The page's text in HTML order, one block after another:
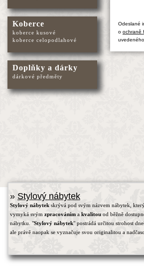
Odeslané
o ochraně
Koberce
koberce kusové
koberce celopodlahové
Doplňky a dárky
dárkové předměty
» Stylový nábytek
Stylový nábytek skrývá pod svým názvem nábytek,
vymyká svým zpracováním a kvalitou od běžně
nábytku. "Stylový nábytek" postrádá určitou strohost
ale právě naopak se vyznačuje svou originalitou a